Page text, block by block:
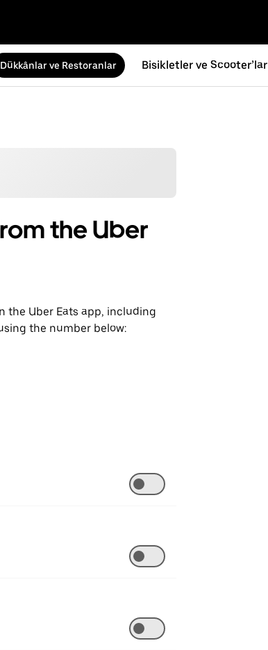
Dükkânlar ve Restoranlar Bisikletler ve Scooter’lar
the Uber
the Uber Eats app, including
the number below: